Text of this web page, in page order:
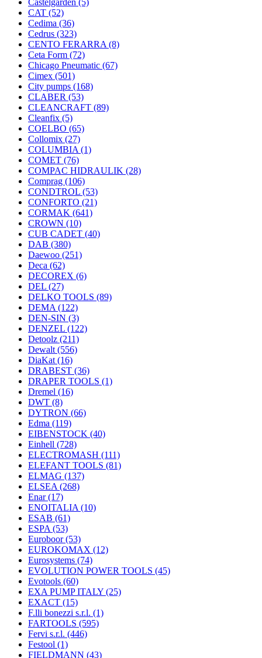
Castelgarden (5)
CAT (52)
Cedima (36)
Cedrus (323)
CENTO FERARRA (8)
Ceta Form (72)
Chicago Pneumatic (67)
Cimex (501)
City pumps (168)
CLABER (53)
CLEANCRAFT (89)
Cleanfix (5)
COELBO (65)
Collomix (27)
COLUMBIA (1)
COMET (76)
COMPAC HIDRAULIK (28)
Comprag (106)
CONDTROL (53)
CONFORTO (21)
CORMAK (641)
CROWN (10)
CUB CADET (40)
DAB (380)
Daewoo (251)
Deca (62)
DECOREX (6)
DEL (27)
DELKO TOOLS (89)
DEMA (122)
DEN-SIN (3)
DENZEL (122)
Detoolz (211)
Dewalt (556)
DiaKat (16)
DRABEST (36)
DRAPER TOOLS (1)
Dremel (16)
DWT (8)
DYTRON (66)
Edma (119)
EIBENSTOCK (40)
Einhell (728)
ELECTROMASH (111)
ELEFANT TOOLS (81)
ELMAG (137)
ELSEA (268)
Enar(17)
ENOITALIA (10)
ESAB (61)
ESPA (53)
Euroboor(53)
EUROKOMAX (12)
Eurosystems (74)
EVOLUTION POWER TOOLS (45)
Evotools (60)
EXA PUMP ITALY (25)
EXACT (15)
F.lli bonezzi s.r.l. (1)
FARTOOLS (595)
Fervi s.r.l. (446)
Festool (1)
FIELDMANN (43)